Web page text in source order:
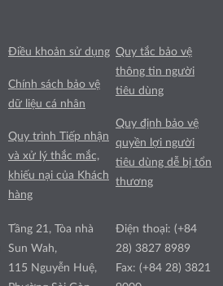
Điều khoản sử dụng
Chính sách bảo vệ
dữ liệu cá nhân
Quy trình Tiếp nhận
và xử lý thắc mắc,
khiếu nại của Khách
hàng
Quy tắc bảo vệ
thông tin người
tiêu dùng
Quy định bảo vệ
quyền lợi người
tiêu dùng dễ bị tổn
thương
Tầng 21, Tòa nhà
Sun Wah,
115 Nguyễn Huệ,
Điện thoại: (+84
28) 3827 8989
Fax: (+84 28) 3821